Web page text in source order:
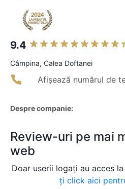
9.4
Câmpina, Calea Doftanei
Afișează numărul de
Despre companie:
Review-uri pe mai
web
Doar userii logați au acces
ți click aici